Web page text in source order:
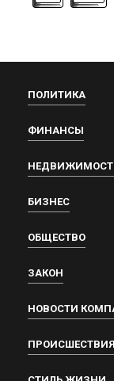
ПОЛИТИКА
ФИНАНСЫ
БИЗНЕС
ОБЩЕСТВО
ЗАКОН
НОВОСТИ
ПРОИСШЕСТВИЯ